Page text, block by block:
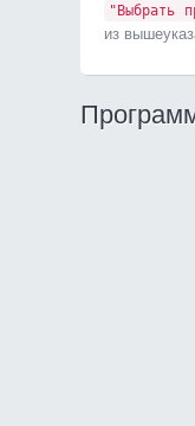
"Выбрать
из